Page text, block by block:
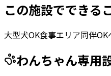
この施設でできる
大型犬OK食事エリア同伴OK
わんちゃん専用